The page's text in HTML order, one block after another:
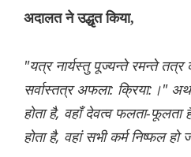
अदालत ने उद्धृत किया,
"यत्र नार्यस्तु पूज्यन्ते रमन्ते
सर्वास्तत्र अफला: क्रिया:।"
होता है, वहाँ देवत्व फलता-
होता है, वहां सभी कर्म निष्फल हो